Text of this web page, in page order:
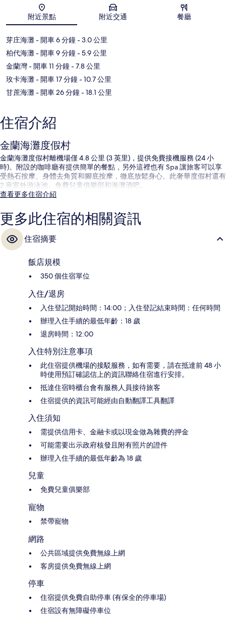
附近景點 附近交通 餐廳
芽庄海灘- 開車 6 分鐘- 3.0 公里
柏代海灘- 開車 9 分鐘- 5.9 公里
金蘭灣- 開車 11 分鐘- 7.8 公里
玫卡海灘- 開車 17 分鐘- 10.7 公里
甘蔗海灘- 開車 26 分鐘- 18.1 公里
住宿介紹
金蘭海灘度假村
金蘭海灘度假村離機場僅 4.8 公里 (3 英里)，提供免費接機服務 (24 小
時)。附設的咖啡廳有提供簡單的餐點，另外這裡也有 Spa 讓旅客可以享
受熱石按摩、身體去角質和腳底按摩，徹底放鬆身心。此奢華度假村還有
2 座室外游泳池、免費兒童俱樂部和海灘酒吧。
查看更多住宿介紹
更多此住宿的相關資訊
住宿摘要
飯店規模
350 個住宿單位
入住/退房
入住登記開始時間：14:00；入住登記結束時間：任何時間
辦理入住手續的最低年齡：18 歲
退房時間：12:00
入住特別注意事項
此住宿提供機場的接駁服務，如有需要，請在抵達前 48 小
時使用預訂確認信上的資訊聯絡住宿進行安排。
抵達住宿時櫃台會有服務人員接待旅客
住宿提供的資訊可能經由自動翻譯工具翻譯
入住須知
需提供信用卡、金融卡或以現金做為雜費的押金
可能需要出示政府核發且附有照片的證件
辦理入住手續的最低年齡為 18 歲
兒童
免費兒童俱樂部
寵物
禁帶寵物
網路
公共區域提供免費無線上網
客房提供免費無線上網
停車
住宿提供免費自助停車 (有保全的停車場)
住宿設有無障礙停車位